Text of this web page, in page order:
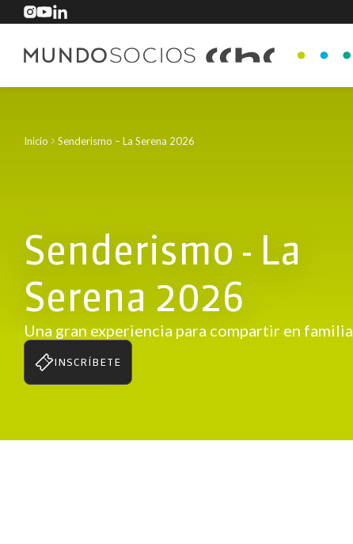
Inicio Senderismo – La Serena 2026
Senderismo - La
Serena 2026
Una gran experiencia para compartir en familia
INSCRÍBETE